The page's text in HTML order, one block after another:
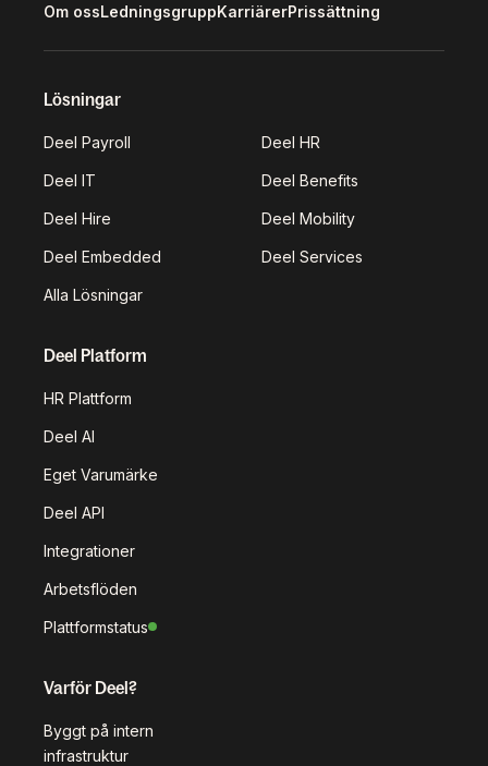
Om ossLedningsgruppKarriärerPrissättning
Lösningar
Deel Payroll Deel HR
Deel IT Deel Benefits
Deel Hire Deel Mobility
Deel Embedded Deel Services
Alla Lösningar
Deel Platform
HR Plattform
Deel AI
Eget Varumärke
Deel API
Integrationer
Arbetsflöden
Plattformstatus
Varför Deel?
Byggt på intern
infrastruktur